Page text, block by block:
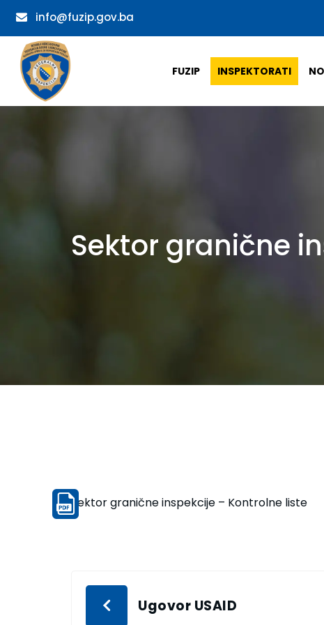
info@fuzip.gov.ba
FUZIP INSPEKTORATI
Sektor granične
Sektor granične inspekcije – Kontrolne liste
Ugovor USAID